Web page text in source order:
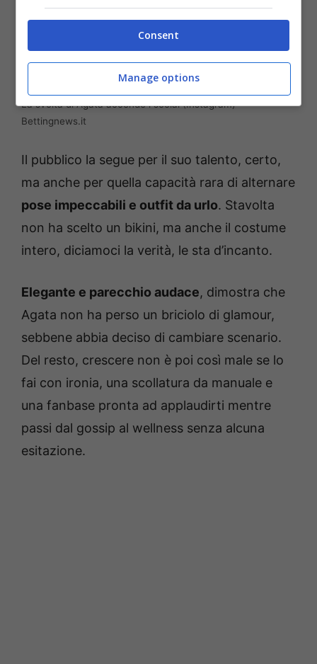
La svolta di Agata accende i social (Instagram) –
Bettingnews.it
Il pubblico la segue per il suo talento, certo,
ma anche per quella capacità rara di alternare
pose impeccabili e outfit da urlo. Stavolta
non ha scelto un bikini, ma anche il costume
intero, diciamoci la verità, le sta d’incanto.
Elegante e parecchio audace, dimostra che
Agata non ha perso un briciolo di glamour,
sebbene abbia deciso di cambiare scenario.
Del resto, crescere non è poi così male se lo
fai con ironia, una scollatura da manuale e
una fanbase pronta ad applaudirti mentre
passi dal gossip al wellness senza alcuna
esitazione.
Consent
Manage options